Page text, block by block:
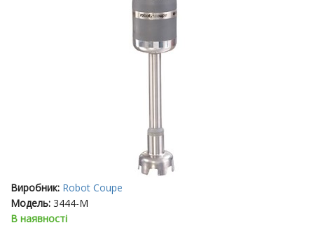
Виробник: Robot Coupe
Модель: 3444-M
В наявності